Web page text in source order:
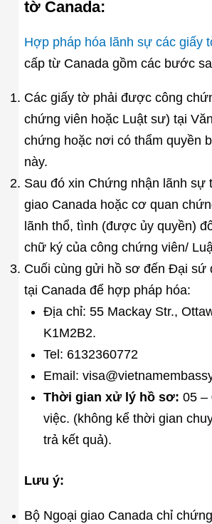
tờ Canada:
Hợp pháp hóa lãnh sự các giấy
cấp từ Canada gồm các bước
Các giấy tờ phải được công
chứng viên hoặc Luật sư) tại
chứng hoặc nơi có thẩm quyền
này.
Sau đó xin Chứng nhận lãnh sự
giao Canada hoặc cơ quan
lãnh thổ, tình (được ủy quyền)
chữ ký của công chứng viên/
Cuối cùng gửi hồ sơ đến Đại sứ
tại Canada để hợp pháp hóa:
Địa chỉ: 55 Mackay Str.,
K1M2B2.
Tel: 6132360772
Email:
Thời gian xử lý hồ sơ: 05 –
việc. (không kể thời gian
trả kết quả).
Lưu ý:
Bộ Ngoại giao Canada chỉ